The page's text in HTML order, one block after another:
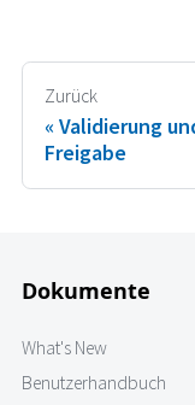
Zurück
Validierung
Freigabe
Dokumente
What's New
Benutzerhandbuch